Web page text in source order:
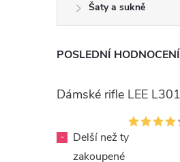
Šaty a sukně
POSLEDNÍ
-
Delší než ty
zakoupené